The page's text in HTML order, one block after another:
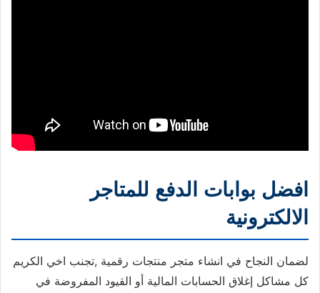
افضل بوابات الدفع للمتاجر
الالكترونية
لضمان النجاح في انشاء متجر منتجات رقمية ,تجنب اخي الكريم
كل مشاكل إغلاق الحسابات المالية أو القيود المفروضة في